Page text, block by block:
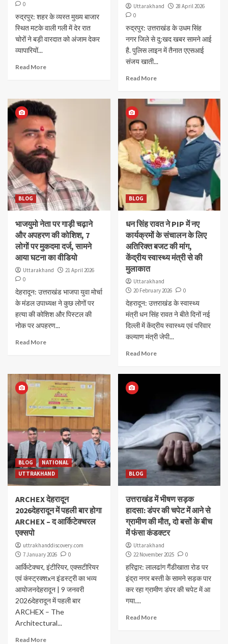
0
रुद्रपुर: शहर के व्यस्त मुख्य बाजार
स्थित मटके वाली गली में देर रात
चोरों ने बड़ी वारदात को अंजाम देकर
व्यापारियों...
Read More
Uttarakhand
28 April 2026
0
रुद्रपुर: उत्तराखंड के उधम सिंह
नगर जिले से दु:खद खबर सामने आई
है. पुलिस लाइन में तैनात एएसआई
संजय खाती...
Read More
BLOG
भाजयुमो नेता पर गाड़ी चढ़ाने
और अपहरण की कोशिश, 7
लोगों पर मुकदमा दर्ज, सामने
आया घटना का वीडियो
Uttarakhand
21 April 2026
0
देहरादून: उत्तराखंड भाजपा युवा मोर्चा
के मंडल उपाध्यक्ष ने कुछ लोगों पर
हत्या की कोशिश और पिस्टल की
नोक पर अपहरण...
Read More
BLOG
धन सिंह रावत ने PIP में नए
कार्यक्रमों के संचालन के लिए
अतिरिक्त बजट की मांग,
केंद्रीय स्वास्थ्य मंत्री से की
मुलाकात
Uttarakhand
20 February 2026
0
देहरादून: उत्तराखंड के स्वास्थ्य
मंत्री धन सिंह रावत ने बीते दिनों नई
दिल्ली में केंद्रीय स्वास्थ्य एवं परिवार
कल्याण मंत्री जेपी...
Read More
BLOG
NATIONAL
UTTRAKHAND
ARCHEX देहरादून
2026देहरादून में पहली बार होगा
ARCHEX – द आर्किटेक्चरल
एक्सपो
uttrakhanddiscovery.com
7 January 2026
0
आर्किटेक्चर, इंटीरियर, एक्सटीरियर
एवं कंस्ट्रक्शxन इंडस्ट्री का भव्य
आयोजनदेहरादून | 9 जनवरी
2026देहरादून में पहली बार
ARCHEX – The
Architectural...
Read More
BLOG
उत्तराखंड में भीषण सड़क
हादसा: डंपर की चपेट में आने से
ग्रामीण की मौत, दो बसों के बीच
में फंसा कंडक्टर
Uttarakhand
22 November 2025
0
हरिद्वार: लालढांग गैंडीखाता रोड पर
इंद्रा नगर बस्ती के सामने सड़क पार
कर रहा ग्रामीण डंपर की चपेट में आ
गया....
Read More